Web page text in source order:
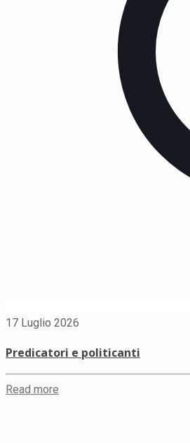
17 Luglio 2026
Predicatori e politicanti
Read more